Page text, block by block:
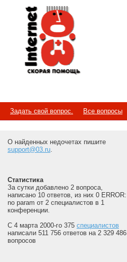
Internet
Скорая помощь
Задать свой вопрос. Все вопросы
О найденных недочетах пишите
support@03.ru.
Статистика
За сутки добавлено 2 вопроса,
написано 10 ответов, из них 0 ERROR:
no param от 2 специалистов в 1
конференции.
С 4 марта 2000-го 375 специалистов
написали 511 756 ответов на 2 329 486
вопросов